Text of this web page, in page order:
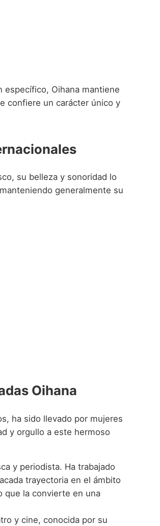
específico, Oihana mantiene
confiere un carácter único y
su belleza y sonoridad lo
generalmente su
Oihana
ha sido llevado por mujeres
y orgullo a este hermoso
y periodista. Ha trabajado
trayectoria en el ámbito
que la convierte en una
y cine, conocida por su